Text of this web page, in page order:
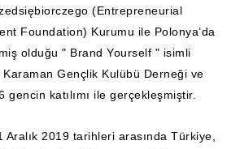
(Entrepreneurial
Foundation) Kurumu ile Polonya’da
olduğu " Brand Yourself " isimli
Gençlik Kulübü Derneği ve
gencin katılımı ile gerçekleşmiştir.
Aralık 2019 tarihleri arasında Türkiye,